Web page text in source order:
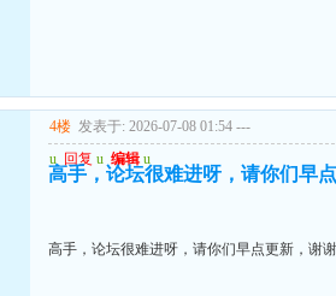
4楼 发表于: 2026-07-08 01:54 ---
u 回复 u 编辑 u
高手，论坛很难进呀，请你们早
高手，论坛很难进呀，请你们早点更新，谢谢